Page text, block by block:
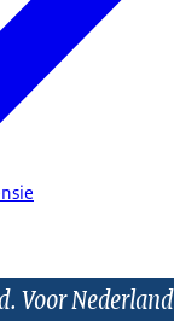
Voor Nederland